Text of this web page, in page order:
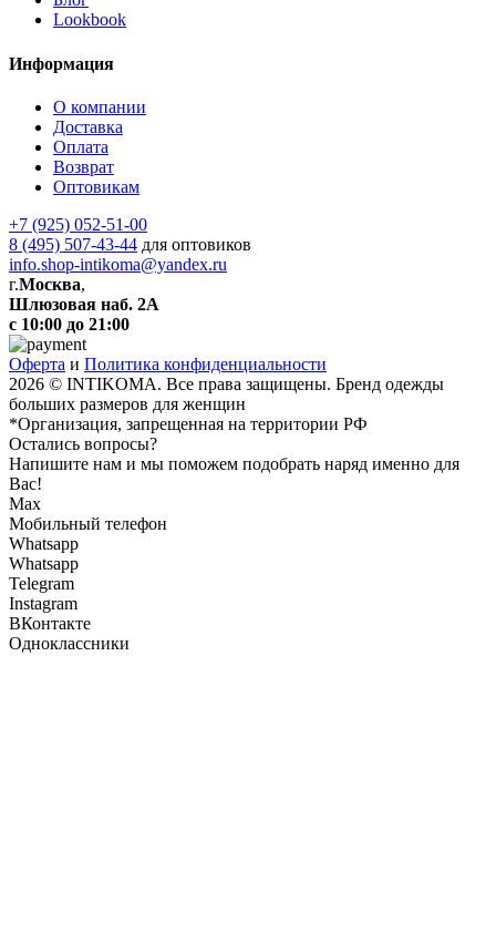
Lookbook
Информация
О компании
Доставка
Оплата
Возврат
Оптовикам
+7 (925) 052-51-00
8 (495) 507-43-44 для оптовиков
info.shop-intikoma@yandex.ru
г.Москва,
Шлюзовая наб. 2А
с 10:00 до 21:00
Оферта и Политика конфиденциальности
2026 © INTIKOMA. Все права защищены. Бренд одежды
больших размеров для женщин
*Организация, запрещенная на территории РФ
Остались вопросы?
Напишите нам и мы поможем подобрать наряд именно для
Вас!
Max
Мобильный телефон
Whatsapp
Whatsapp
Telegram
Instagram
ВКонтакте
Одноклассники